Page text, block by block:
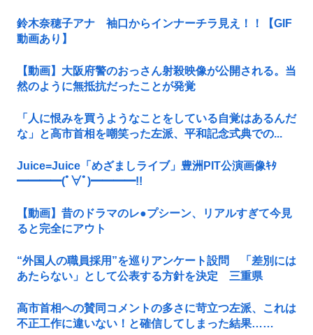
鈴木奈穂子アナ 袖口からインナーチラ見え！！【GIF
動画あり】
【動画】大阪府警のおっさん射殺映像が公開される。当
然のように無抵抗だったことが発覚
「人に恨みを買うようなことをしている自覚はあるんだ
な」と高市首相を嘲笑った左派、平和記念式典での...
Juice=Juice「めざましライブ」豊洲PIT公演画像ｷﾀ
━━━━(ﾟ∀ﾟ)━━━━!!
【動画】昔のドラマのレ●プシーン、リアルすぎて今見
ると完全にアウト
“外国人の職員採用”を巡りアンケート設問 「差別には
あたらない」として公表する方針を決定 三重県
高市首相への賛同コメントの多さに苛立つ左派、これは
不正工作に違いない！と確信してしまった結果……